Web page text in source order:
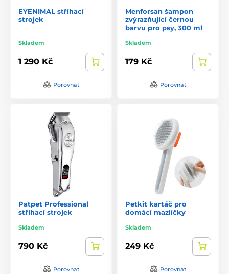
EYENIMAL stříhací
strojek
Skladem
1 290 Kč
Porovnat
Menforsan šampon
zvýrazňující černou
barvu pro psy, 300 ml
Skladem
179 Kč
Porovnat
Patpet Professional
stříhací strojek
Skladem
790 Kč
Porovnat
Petkit kartáč pro
domácí mazlíčky
Skladem
249 Kč
Porovnat